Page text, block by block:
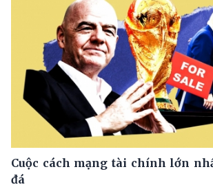
Cuộc cách mạng tài chính lớn
đá